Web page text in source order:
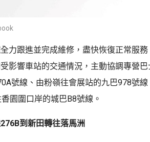
力跟進並完成維修，盡快恢復正常服
影響車站的交通情況，主動協調專營
號線、由粉嶺往會展站的九巴978號
園圍口岸的城巴B8號線。
到新田轉往落馬洲